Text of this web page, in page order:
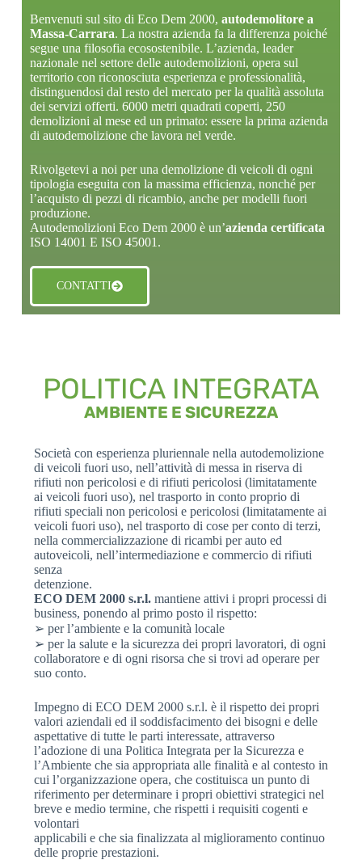
Benvenuti sul sito di Eco Dem 2000, autodemolitore a
Massa-Carrara. La nostra azienda fa la differenza poiché
segue una filosofia ecosostenibile. L’azienda, leader
nazionale nel settore delle autodemolizioni, opera sul
territorio con riconosciuta esperienza e professionalità,
distinguendosi dal resto del mercato per la qualità assoluta
dei servizi offerti. 6000 metri quadrati coperti, 250
demolizioni al mese ed un primato: essere la prima azienda
di autodemolizione che lavora nel verde.
Rivolgetevi a noi per una demolizione di veicoli di ogni
tipologia eseguita con la massima efficienza, nonché per
l’acquisto di pezzi di ricambio, anche per modelli fuori
produzione.
Autodemolizioni Eco Dem 2000 è un’azienda certificata
ISO 14001 E ISO 45001.
CONTATTI
POLITICA INTEGRATA
AMBIENTE E SICUREZZA
Società con esperienza pluriennale nella autodemolizione
di veicoli fuori uso, nell’attività di messa in riserva di
rifiuti non pericolosi e di rifiuti pericolosi (limitatamente
ai veicoli fuori uso), nel trasporto in conto proprio di
rifiuti speciali non pericolosi e pericolosi (limitatamente ai
veicoli fuori uso), nel trasporto di cose per conto di terzi,
nella commercializzazione di ricambi per auto ed
autoveicoli, nell’intermediazione e commercio di rifiuti
senza
detenzione.
ECO DEM 2000 s.r.l.mantiene attivi i propri processi di
business, ponendo al primo posto il rispetto:
➢ per l’ambiente e la comunità locale
➢ per la salute e la sicurezza dei propri lavoratori, di ogni
collaboratore e di ogni risorsa che si trovi ad operare per
suo conto.
Impegno di ECO DEM 2000 s.r.l. è il rispetto dei propri
valori aziendali ed il soddisfacimento dei bisogni e delle
aspettative di tutte le parti interessate, attraverso
l’adozione di una Politica Integrata per la Sicurezza e
l’Ambiente che sia appropriata alle finalità e al contesto in
cui l’organizzazione opera, che costituisca un punto di
riferimento per determinare i propri obiettivi strategici nel
breve e medio termine, che rispetti i requisiti cogenti e
volontari
applicabili e che sia finalizzata al miglioramento continuo
delle proprie prestazioni.